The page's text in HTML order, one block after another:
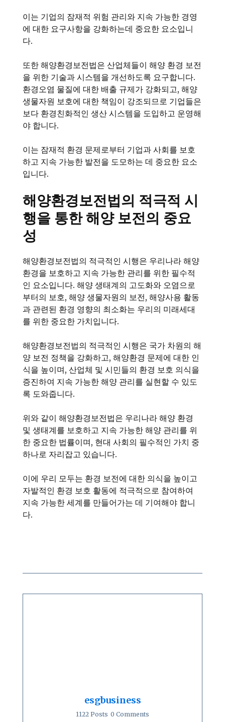
이는 기업의 잠재적 위험 관리와 지속 가능한 경영
에 대한 요구사항을 강화하는데 중요한 요소입니
다.
또한 해양환경보전법은 산업체들이 해양 환경 보전
을 위한 기술과 시스템을 개선하도록 요구합니다.
환경오염 물질에 대한 배출 규제가 강화되고, 해양
생물자원 보호에 대한 책임이 강조되므로 기업들은
보다 환경친화적인 생산 시스템을 도입하고 운영해
야 합니다.
이는 잠재적 환경 문제로부터 기업과 사회를 보호
하고 지속 가능한 발전을 도모하는 데 중요한 요소
입니다.
해양환경보전법의 적극적 시
행을 통한 해양 보전의 중요
성
해양환경보전법의 적극적인 시행은 우리나라 해양
환경을 보호하고 지속 가능한 관리를 위한 필수적
인 요소입니다. 해양 생태계의 고도화와 오염으로
부터의 보호, 해양 생물자원의 보전, 해양사용 활동
과 관련된 환경 영향의 최소화는 우리의 미래세대
를 위한 중요한 가치입니다.
해양환경보전법의 적극적인 시행은 국가 차원의 해
양 보전 정책을 강화하고, 해양환경 문제에 대한 인
식을 높이며, 산업체 및 시민들의 환경 보호 의식을
증진하여 지속 가능한 해양 관리를 실현할 수 있도
록 도와줍니다.
위와 같이 해양환경보전법은 우리나라 해양 환경
및 생태계를 보호하고 지속 가능한 해양 관리를 위
한 중요한 법률이며, 현대 사회의 필수적인 가치 중
하나로 자리잡고 있습니다.
이에 우리 모두는 환경 보전에 대한 의식을 높이고
자발적인 환경 보호 활동에 적극적으로 참여하여
지속 가능한 세계를 만들어가는 데 기여해야 합니
다.
esgbusiness
1122 Posts 0 Comments